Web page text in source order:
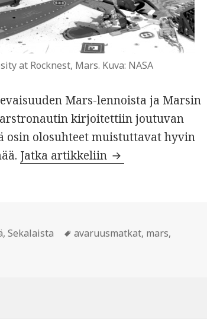
at Rocknest, Mars. Kuva: NASA
Mars-lennoista ja Marsin
kirjoitettiin joutuvan
olosuhteet muistuttavat hyvin
Jatka artikkeliin Marstronautin arki
,Sekalaista Avainsanat
avaruusmatkat, mars,